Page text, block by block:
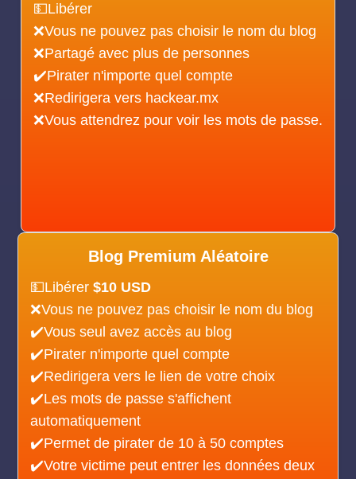
💵Libérer
❌Vous ne pouvez pas choisir le nom du blog
❌Partagé avec plus de personnes
✔️Pirater n'importe quel compte
❌Redirigera vers hackear.mx
❌Vous attendrez pour voir les mots de passe.
Blog Premium Aléatoire
💵Libérer$10 USD
❌Vous ne pouvez pas choisir le nom du blog
✔️Vous seul avez accès au blog
✔️Pirater n'importe quel compte
✔️Redirigera vers le lien de votre choix
✔️Les mots de passe s'affichent
automatiquement
✔️Permet de pirater de 10 à 50 comptes
✔️Votre victime peut entrer les données deux